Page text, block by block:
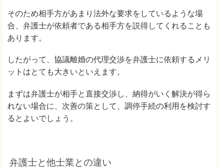
そのため相手方があまり法外な要求をしているような場
合、弁護士が依頼者である相手方を説得してくれることも
あります。
したがって、協議離婚の代理交渉を弁護士に依頼するメリ
ットはとても大きいといえます。
まずは弁護士が相手と直接交渉し、納得がいく解決が得ら
れない場合に、次善の策として、調停手続の利用を検討す
るとよいでしょう。
弁護士と他士業との違い